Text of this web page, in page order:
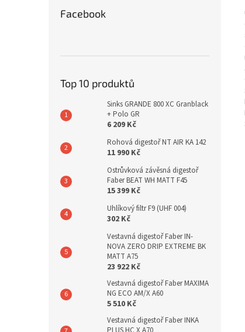
Facebook
Top 10 produktů
Sinks GRANDE 800 XC Granblack
+ Polo GR
6 209 Kč
Rohová digestoř NT AIR KA 142
11 990 Kč
Ostrůvková závěsná digestoř
Faber BEAT WH MATT F45
15 399 Kč
Uhlíkový filtr F9 (UHF 004)
302 Kč
Vestavná digestoř Faber IN-
NOVA ZERO DRIP EXTREME BK
MATT A75
23 922 Kč
Vestavná digestoř Faber MAXIMA
NG ECO AM/X A60
5 510 Kč
Vestavná digestoř Faber INKA